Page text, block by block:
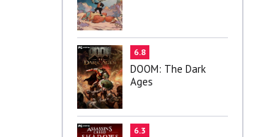
6.8
DOOM: The Dark
Ages
6.3